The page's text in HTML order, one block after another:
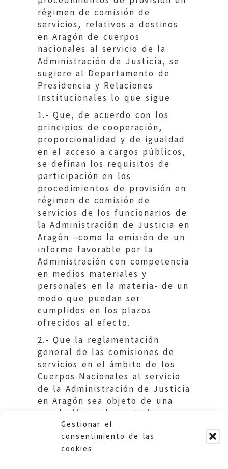
Gestionar el
consentimiento de las
cookies
régimen de comisión de
servicios, relativos a destinos
en Aragón de cuerpos
nacionales al servicio de la
Administración de Justicia, se
sugiere al Departamento de
Presidencia y Relaciones
Institucionales lo que sigue
1.- Que, de acuerdo con los
principios de cooperación,
proporcionalidad y de igualdad
en el acceso a cargos públicos,
se definan los requisitos de
participación en los
procedimientos de provisión en
régimen de comisión de
servicios de los funcionarios de
la Administración de Justicia en
Aragón –como la emisión de un
informe favorable por la
Administración con competencia
en medios materiales y
personales en la materia- de un
modo que puedan ser
cumplidos en los plazos
ofrecidos al efecto.
2.- Que la reglamentación
general de las comisiones de
servicios en el ámbito de los
Cuerpos Nacionales al servicio
de la Administración de Justicia
en Aragón sea objeto de una
regulación reglamentaria y no
de una instrucción gubernativa.